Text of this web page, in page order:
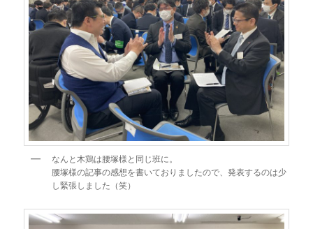
なんと木鶏は腰塚様と同じ班に。
腰塚様の記事の感想を書いておりましたので、発表するのは少
し緊張しました（笑）